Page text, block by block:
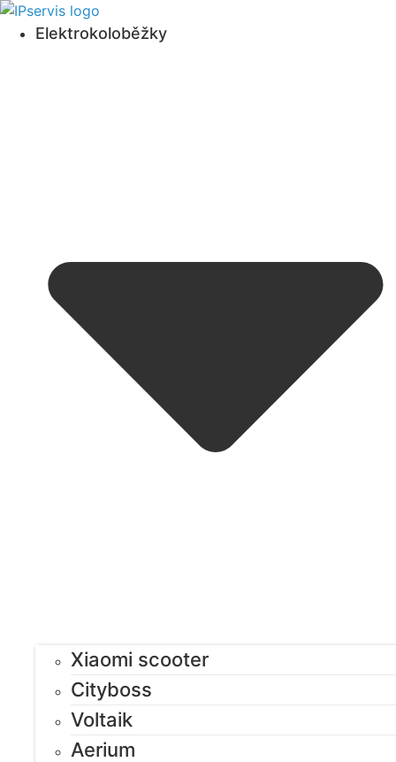
Přejít
Elektrokoloběžky
Xiaomi scooter
Cityboss
Voltaik
Aerium